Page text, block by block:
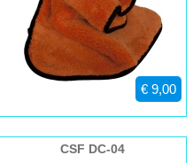
€ 9,00
CSF DC-04